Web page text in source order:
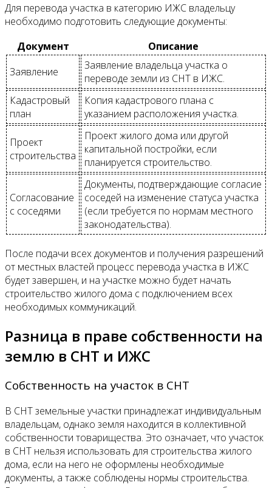
Для перевода участка в категорию ИЖС владельцу
необходимо подготовить следующие документы:
Документ
Описание
Заявление
Заявление владельца участка о
переводе земли из СНТ в ИЖС.
Кадастровый
план
Копия кадастрового плана с
указанием расположения участка.
Проект
строительства
Проект жилого дома или другой
капитальной постройки, если
планируется строительство.
Согласование
с соседями
Документы, подтверждающие согласие
соседей на изменение статуса участка
(если требуется по нормам местного
законодательства).
После подачи всех документов и получения разрешений
от местных властей процесс перевода участка в ИЖС
будет завершен, и на участке можно будет начать
строительство жилого дома с подключением всех
необходимых коммуникаций.
Разница в праве собственности на
землю в СНТ и ИЖС
Собственность на участок в СНТ
В СНТ земельные участки принадлежат индивидуальным
владельцам, однако земля находится в коллективной
собственности товарищества. Это означает, что участок
в СНТ нельзя использовать для строительства жилого
дома, если на него не оформлены необходимые
документы, а также соблюдены нормы строительства.